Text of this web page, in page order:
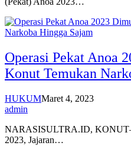
Operasi Pekat Anoa
Konut Temukan
HUKUMMaret 4, 2023
admin
NARASISULTRA.ID, KONUT–
2023, Jajaran…